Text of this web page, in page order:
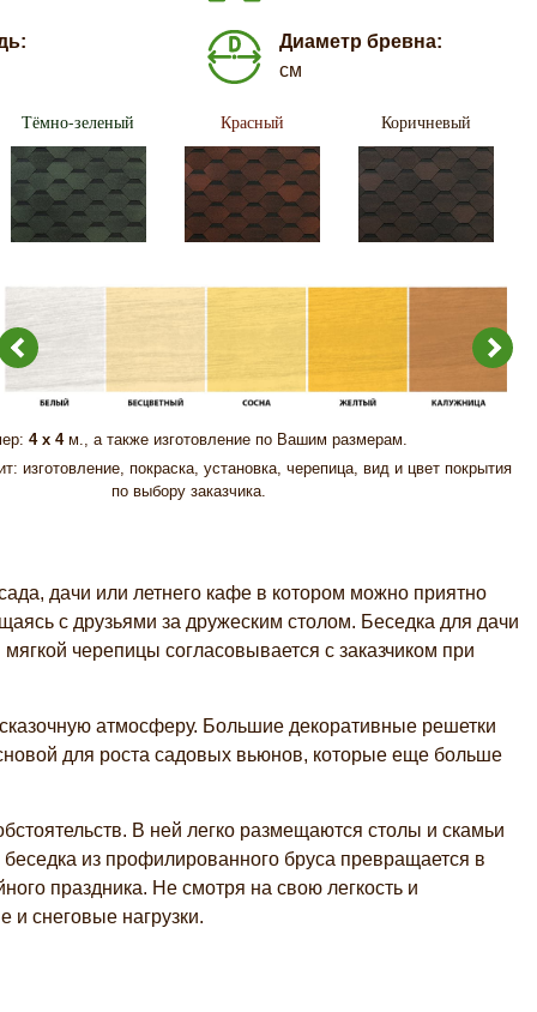
Диаметр бревна:
см
Тёмно-зеленый Красный Коричневый
4 х 4м., а также изготовление по Вашим размерам.
изготовление, покраска, установка, черепица, вид и цвет покрытия
по выбору заказчика.
дачи или летнего кафе в котором можно приятно
с друзьями за дружеским столом. Беседка для дачи
черепицы согласовывается с заказчиком при
атмосферу. Большие декоративные решетки
для роста садовых вьюнов, которые еще больше
В ней легко размещаются столы и скамьи
из профилированного бруса превращается в
праздника. Не смотря на свою легкость и
снеговые нагрузки.